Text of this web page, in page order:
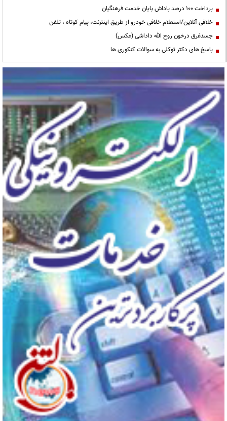
پرداخت ۱۰۰ درصد پاداش پایان خدمت فرهنگیان
خلافی آنلاین/استعلام خلافی خودرو از طریق اینترنت، پیام کوتاه ، تلفن
جسدغرق درخون روح الله داداشی (عکس)
پاسخ های دکتر توکلی به سوالات کنکوری ها